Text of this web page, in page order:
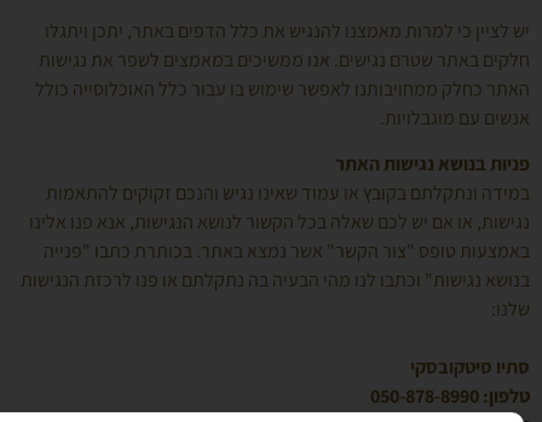
יש לציין כי למרות מאמצנו להנגיש את כלל הדפים באתר, יתכן ויתגלו
חלקים באתר שטרם נגישים. אנו ממשיכים במאמצים לשפר את נגישות
האתר כחלק ממחויבותנו לאפשר שימוש בו עבור כלל האוכלוסייה כולל
אנשים עם מוגבלויות.
פניות בנושא נגישות האתר
במידה ונתקלתם בקובץ או עמוד שאינו נגיש והנכם זקוקים להתאמות
נגישות, או אם יש לכם שאלה בכל הקשור לנושא הנגישות, אנא פנו אלינו
באמצעות טופס "צור הקשר" אשר נמצא באתר. בכותרת כתבו "פנייה
בנושא נגישות" וכתבו לנו מהי הבעיה בה נתקלתם או פנו לרכזת הנגישות
שלנו:
סתיו סיטקובסקי
טלפון: 050-878-8990